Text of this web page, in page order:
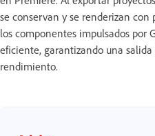
se conservan y se renderizan
los componentes impulsados por
eficiente, garantizando una
rendimiento.